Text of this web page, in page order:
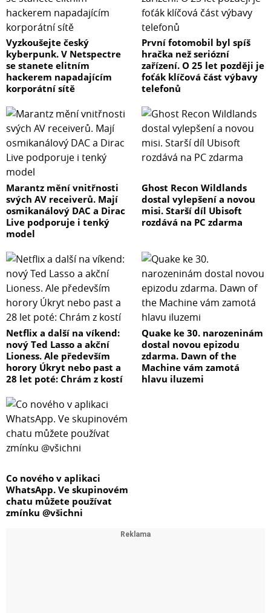
Vyzkoušejte český
kyberpunk. V Netspectre
se stanete elitním
hackerem napadajícím
korporátní sítě
První fotomobil byl spíš
hračka než seriózní
zařízení. O 25 let později je
foťák klíčová část výbavy
telefonů
Marantz mění vnitřnosti
svých AV receiverů. Mají
osmikanálový DAC a Dirac
Live podporuje i tenký
model
Ghost Recon Wildlands
dostal vylepšení a novou
misi. Starší díl Ubisoft
rozdává na PC zdarma
Netflix a další na víkend:
nový Ted Lasso a akční
Lioness. Ale především
horory Úkryt nebo past a
28 let poté: Chrám z kostí
Quake ke 30. narozeninám
dostal novou epizodu
zdarma. Dawn of the
Machine vám zamotá
hlavu iluzemi
Co nového v aplikaci
WhatsApp. Ve skupinovém
chatu můžete používat
zmínku @všichni